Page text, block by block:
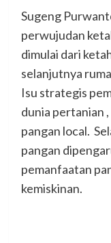
Sugeng
perwujudan
dimulai dari
selanjutnya
Isu strategis
dunia pertanian
pangan local.
pangan
pemanfaatan
kemiskinan.